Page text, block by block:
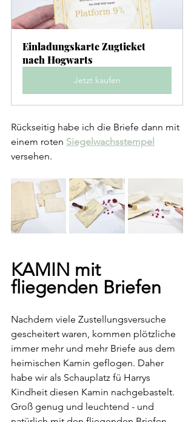
Einladungskarte Zugticket
nach Hogwarts
Jetzt kaufen
Rückseitig habe ich die Briefe dann mit
einem roten Siegelwachsstempel
versehen.
KAMIN mit
fliegenden Briefen
Nachdem viele Zustellungsversuche
gescheitert waren, kommen plötzliche
immer mehr und mehr Briefe aus dem
heimischen Kamin geflogen. Daher
habe wir als Schauplatz fü Harrys
Kindheit diesen Kamin nachgebastelt.
Groß genug und leuchtend - und